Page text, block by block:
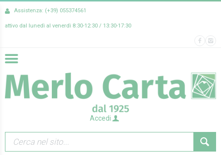
Assistenza: (+39) 055374561
attivo dal lunedì al venerdì 8:30-12:30 / 13:30-17:30
Accedi